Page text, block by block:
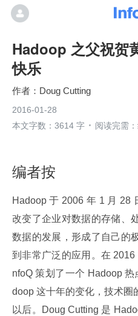
Hadoop 之父祝贺
快乐
Doug Cutting
2016-01-28
本文字数：3614 字
阅读完需
编者按
Hadoop 于 2006 年 1 月 28
改变了企业对数据的存储、
数据的发展，形成了自己的
到非常广泛的应用。在 2016
nfoQ 策划了一个 Hadoop
doop 这十年的变化，技术圈
以后。Doug Cutting 是